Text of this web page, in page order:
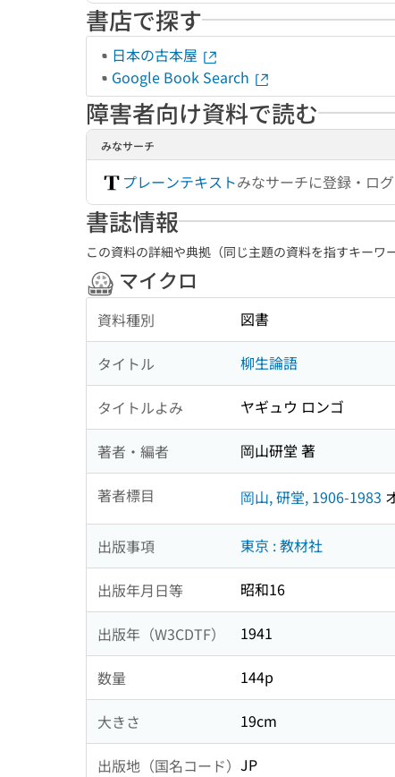
書店で探す
日本の古本屋
Google Book Search
障害者向け資料で読む
みなサーチ
プレーンテキストみなサーチに登録・ロ
書誌情報
この資料の詳細や典拠（同じ主題の資料を指すキーワ
マイクロ
資料種別 図書
タイトル 柳生論語
タイトルよみ ヤギュウ ロンゴ
著者・編者 岡山研堂 著
著者標目 岡山, 研堂, 1906-1983
出版事項 東京 : 教材社
出版年月日等 昭和16
出版年（W3CDTF） 1941
数量 144p
大きさ 19cm
出版地（国名コード） JP